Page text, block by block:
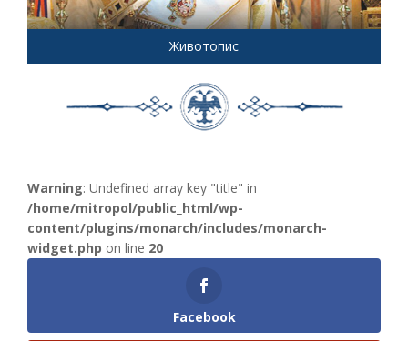
Животопис
Warning: Undefined array key "title" in
/home/mitropol/public_html/wp-
content/plugins/monarch/includes/monarch-
widget.php on line 20
Facebook